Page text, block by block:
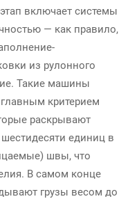
включает системы
— как правило,
из рулонного
Такие машины
критерием
раскрывают
единиц в
швы, что
В самом конце
грузы весом до